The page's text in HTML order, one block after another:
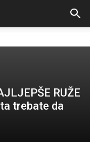
RUŽE
trebate da